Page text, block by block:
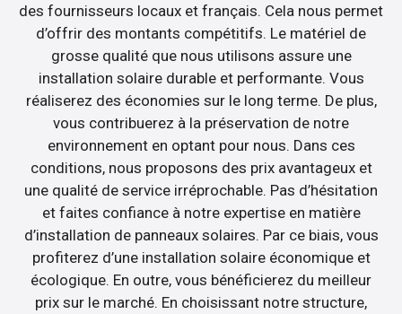
des fournisseurs locaux et français. Cela nous permet
d’offrir des montants compétitifs. Le matériel de
grosse qualité que nous utilisons assure une
installation solaire durable et performante. Vous
réaliserez des économies sur le long terme. De plus,
vous contribuerez à la préservation de notre
environnement en optant pour nous. Dans ces
conditions, nous proposons des prix avantageux et
une qualité de service irréprochable. Pas d’hésitation
et faites confiance à notre expertise en matière
d’installation de panneaux solaires. Par ce biais, vous
profiterez d’une installation solaire économique et
écologique. En outre, vous bénéficierez du meilleur
prix sur le marché. En choisissant notre structure,